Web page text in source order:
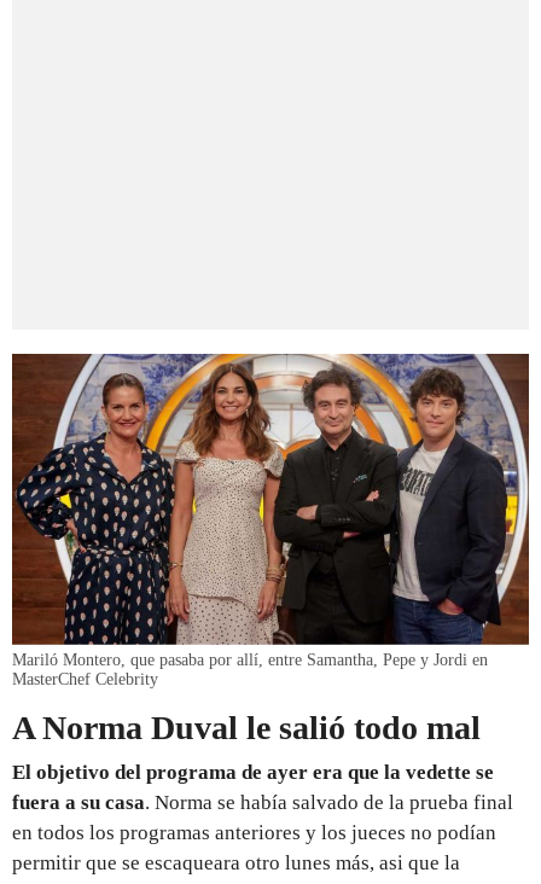
Mariló Montero, que pasaba por allí, entre Samantha, Pepe y Jordi en
MasterChef Celebrity
A Norma Duval le salió todo mal
El objetivo del programa de ayer era que la vedette se
fuera a su casa. Norma se había salvado de la prueba final
en todos los programas anteriores y los jueces no podían
permitir que se escaqueara otro lunes más, asi que la